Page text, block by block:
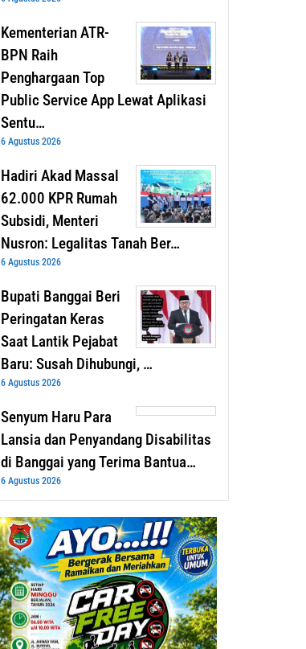
Kementerian ATR-
BPN Raih
Penghargaan Top
Public Service App Lewat Aplikasi
Sentu…
6 Agustus 2026
Hadiri Akad Massal
62.000 KPR Rumah
Subsidi, Menteri
Nusron: Legalitas Tanah Ber…
6 Agustus 2026
Bupati Banggai Beri
Peringatan Keras
Saat Lantik Pejabat
Baru: Susah Dihubungi, …
6 Agustus 2026
Senyum Haru Para
Lansia dan Penyandang Disabilitas
di Banggai yang Terima Bantua…
6 Agustus 2026